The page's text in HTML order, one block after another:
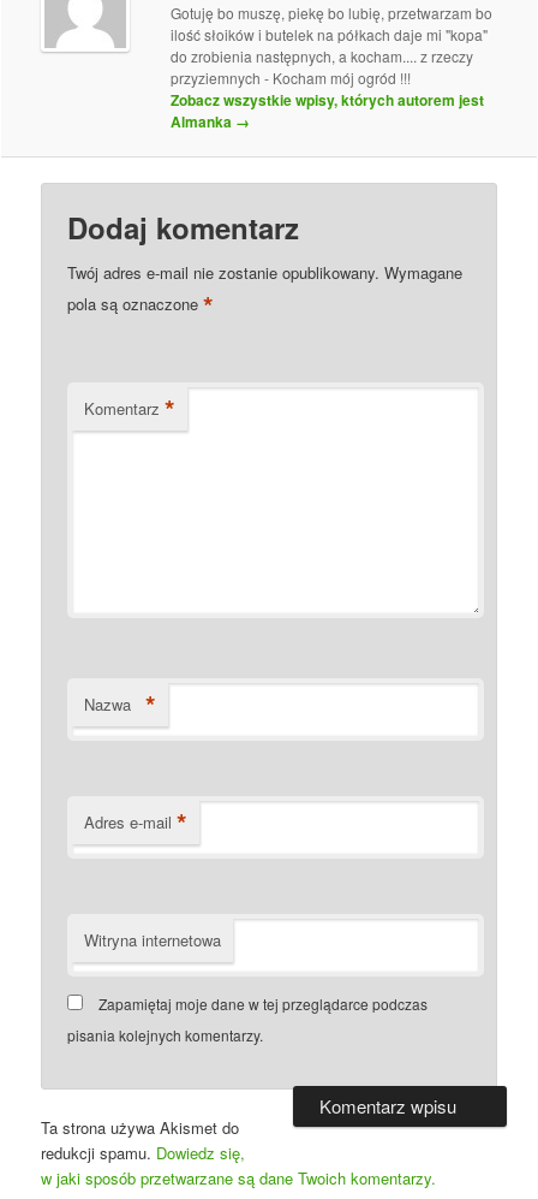
Gotuję bo muszę, piekę bo lubię, przetwarzam bo
ilość słoików i butelek na półkach daje mi "kopa"
do zrobienia następnych, a kocham.... z rzeczy
przyziemnych - Kocham mój ogród !!!
Zobacz wszystkie wpisy, których autorem jest
Almanka →
Dodaj komentarz
Twój adres e-mail nie zostanie opublikowany. Wymagane
pola są oznaczone*
Komentarz *
Nazwa *
Adres e-mail *
Witryna internetowa
Zapamiętaj moje dane w tej przeglądarce podczas
pisania kolejnych komentarzy.
Ta strona używa Akismet do
redukcji spamu. Dowiedz się,
w jaki sposób przetwarzane są dane Twoich komentarzy.